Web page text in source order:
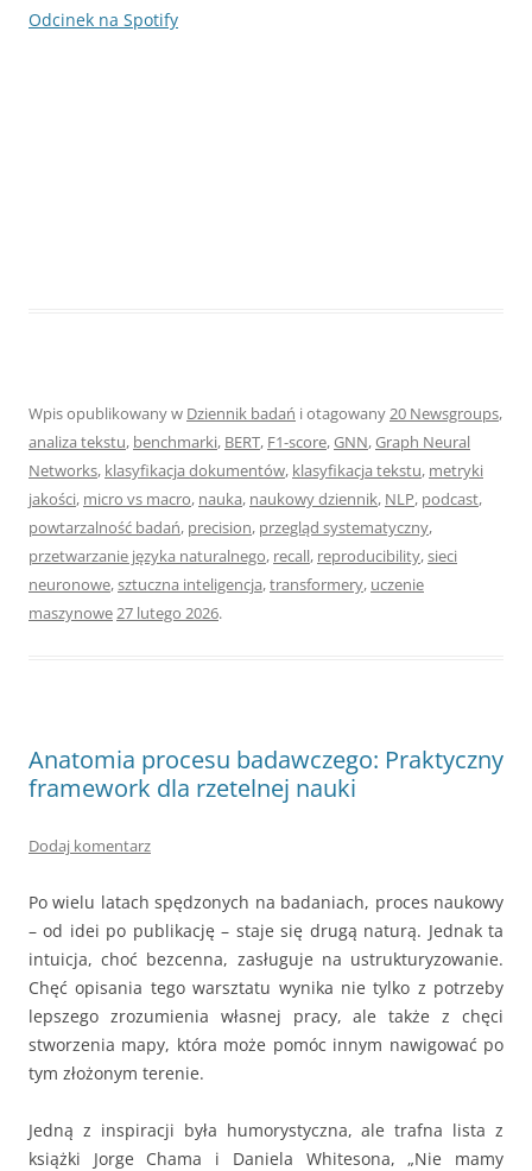
Odcinek na Spotify
Wpis opublikowany w Dziennik badań i otagowany20 Newsgroups,
analiza tekstu, benchmarki, BERT, F1-score,GNN,Graph Neural
Networks, klasyfikacja dokumentów, klasyfikacja tekstu, metryki
jakości, micro vs macro, nauka, naukowy dziennik, NLP, podcast,
powtarzalność badań, precision, przegląd systematyczny,
przetwarzanie języka naturalnego, recall, reproducibility,sieci
neuronowe,sztuczna inteligencja,transformery, uczenie
maszynowe27 lutego 2026.
Anatomia procesu badawczego: Praktyczny
framework dla rzetelnej nauki
Dodaj komentarz
Po wielu latach spędzonych na badaniach, proces naukowy
– od idei po publikację – staje się drugą naturą. Jednak ta
intuicja, choć bezcenna, zasługuje na ustrukturyzowanie.
Chęć opisania tego warsztatu wynika nie tylko z potrzeby
lepszego zrozumienia własnej pracy, ale także z chęci
stworzenia mapy, która może pomóc innym nawigować po
tym złożonym terenie.
Jedną z inspiracji była humorystyczna, ale trafna lista z
książki Jorge Chama i Daniela Whitesona, „Nie mamy